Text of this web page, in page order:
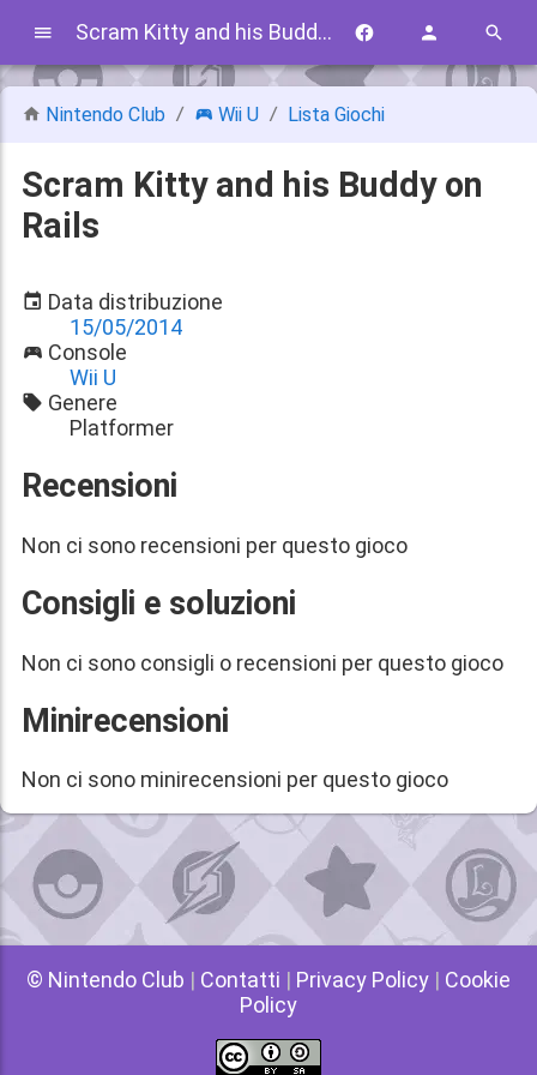
Scram Kitty and his Buddy on Rails
Nintendo Club Wii U Lista Giochi
Scram Kitty and his Buddy on
Rails
Data distribuzione
15/05/2014
Console
Wii U
Genere
Platformer
Recensioni
Non ci sono recensioni per questo gioco
Consigli e soluzioni
Non ci sono consigli o recensioni per questo gioco
Minirecensioni
Non ci sono minirecensioni per questo gioco
© Nintendo Club | Contatti | Privacy Policy | Cookie
Policy